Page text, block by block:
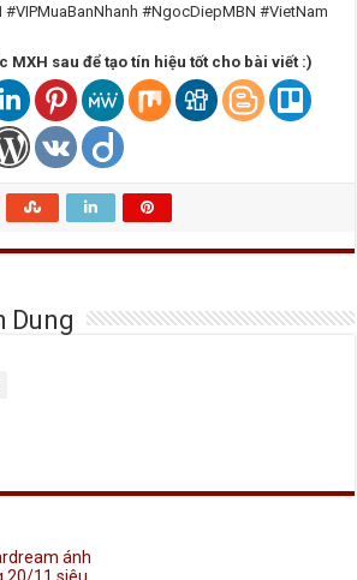
#VIPMuaBanNhanh #NgocDiepMBN #VietNam
MXH sau để tạo tín hiệu tốt cho bài viết :)
Dung
ánh